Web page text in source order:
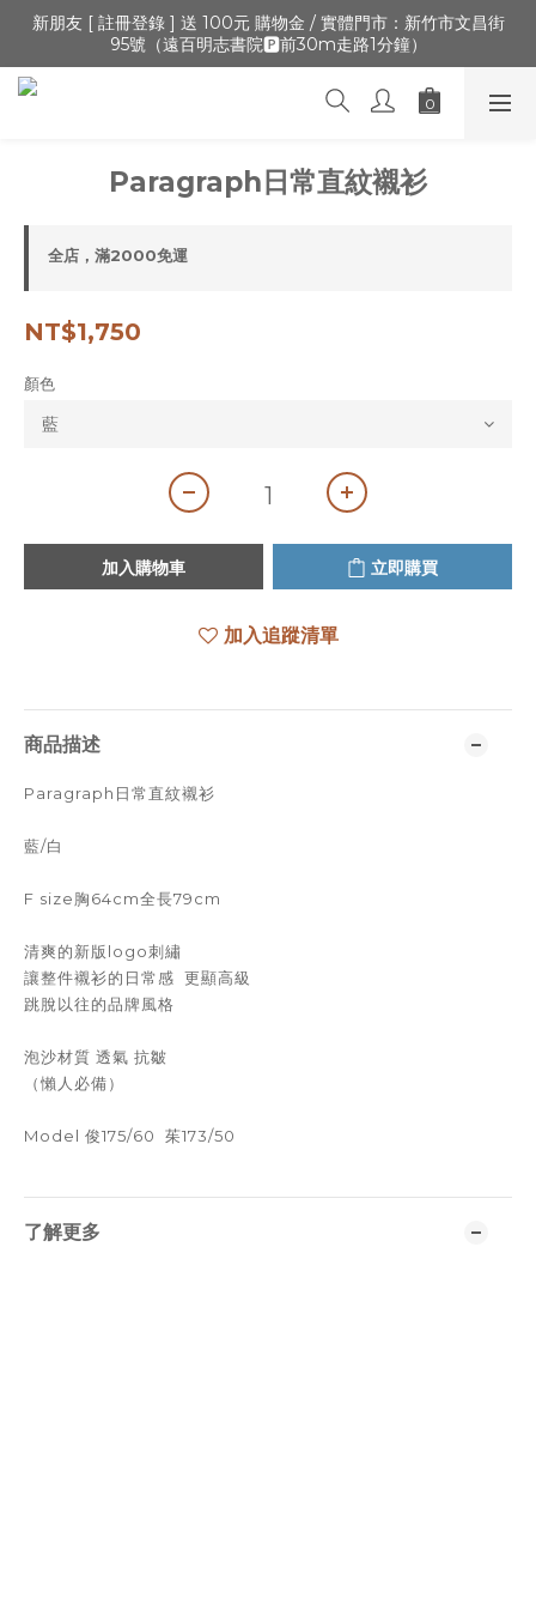
🔺「會員制」新開張,加入會員,全通路可累積紅利 >登入官網 > 個
人資訊 > 填寫正確「生日」收生日禮金
新朋友 [ 註冊登錄 ] 送 100元 購物金 / 實體門市：新竹市文昌街
95號（遠百明志書院🅿️前30m走路1分鐘）
🔺「會員制」新開張,加入會員,全通路可累積紅利 >登入官網 > 個
人資訊 > 填寫正確「生日」收生日禮金
Paragraph日常直紋襯衫
全店，滿2000免運
NT$1,750
顏色
加入購物車 立即購買
加入追蹤清單
商品描述
Paragraph日常直紋襯衫
藍/白
F size胸64cm全長79cm
清爽的新版logo刺繡
讓整件襯衫的日常感 更顯高級
跳脫以往的品牌風格
泡沙材質 透氣 抗皺
（懶人必備）
Model 俊175/60 茱173/50
了解更多